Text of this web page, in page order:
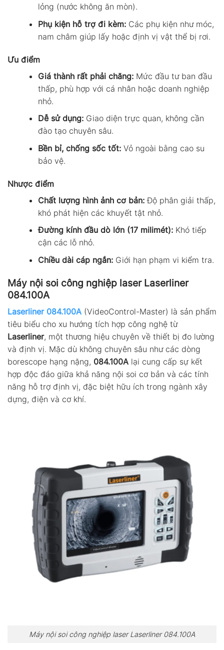
lỏng (nước không ăn mòn).
Phụ kiện hỗ trợ đi kèm:Các phụ kiện như móc,
nam châm giúp lấy hoặc định vị vật thể bị rơi.
Ưu điểm
Giá thành rất phải chăng:Mức đầu tư ban đầu
thấp, phù hợp với cá nhân hoặc doanh nghiệp
nhỏ.
Dễ sử dụng:Giao diện trực quan, không cần
đào tạo chuyên sâu.
Bền bỉ, chống sốc tốt:Vỏ ngoài bằng cao su
bảo vệ.
Nhược điểm
Chất lượng hình ảnh cơ bản:Độ phân giải thấp,
khó phát hiện các khuyết tật nhỏ.
Đường kính đầu dò lớn (17 milimét):Khó tiếp
cận các lỗ nhỏ.
Chiều dài cáp ngắn:Giới hạn phạm vi kiểm tra.
Máy nội soi công nghiệp laser Laserliner
084.100A
Laserliner 084.100A (VideoControl-Master) là sản phẩm
tiêu biểu cho xu hướng tích hợp công nghệ từ
Laserliner, một thương hiệu chuyên về thiết bị đo lường
và định vị. Mặc dù không chuyên sâu như các dòng
borescope hạng nặng, 084.100A lại cung cấp sự kết
hợp độc đáo giữa khả năng nội soi cơ bản và các tính
năng hỗ trợ định vị, đặc biệt hữu ích trong ngành xây
dựng, điện và cơ khí.
Máy nội soi công nghiệp laser Laserliner 084.100A